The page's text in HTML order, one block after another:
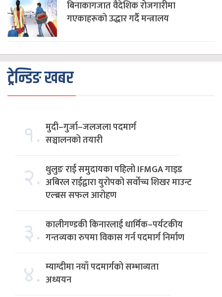
बिनाकागजात वैदेशिक रोजगारीमा
गएकाहरूको उद्धार गर्दै मन्त्रालय
ट्रेन्डिङ खबर
१. मुदी–गुर्जा–जलजला पदमार्ग
सञ्चालनको तयारी
२. थुलुङ राई समुदायका पहिलो IFMGA गाइड
अबिरल राईद्वारा युरोपको सर्वोच्च शिखर माउन्ट
एल्ब्रस सफल आरोहण
३. कालीगण्डकी किनारलाई धार्मिक–पर्यटकीय
गन्तव्यका रुपमा विकास गर्न पदमार्ग निर्माण
४. म्याग्दीमा नयाँ पदमार्गको सम्भाव्यता
अध्ययन